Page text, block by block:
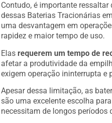
Contudo, é importante ressaltar
dessas Baterias Tracionárias
uma desvantagem em
rapidez e maior tempo de uso.
Elas requerem um tempo de
afetar a produtividade da
exigem operação ininterrupta e
Apesar dessa limitação, as
são uma excelente escolha
necessitam de longos períodos